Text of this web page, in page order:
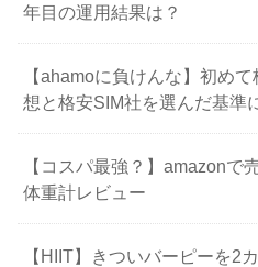
年目の運用結果は？
【ahamoに負けんな】初め
想と格安SIM社を選んだ基準
【コスパ最強？】amazonで
体重計レビュー
【HIIT】きついバーピーを2